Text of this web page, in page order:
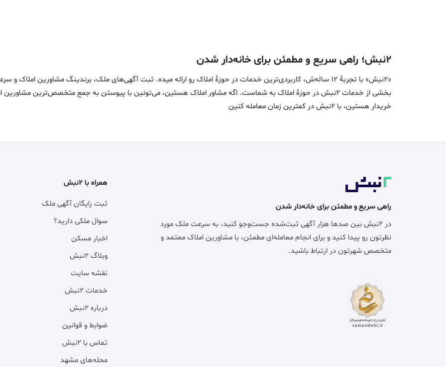
۲نبش؛ راهی سریع و مطمئن برای خانه‌دار شدن
«2نبش» با تجربۀ 12 ساله‌ش، کاربردی‌ترین خدمات در حوزۀ املاک رو ارائه میده. ثبت آگهی‌های ملک، برندینگ مشاورین
بخشی از خدمات 2نبش در حوزۀ املاک به شماست. اگه مشاور املاک هستین، می‌تونین با پیوستن به جمع متخصص‌ترین
خریدار هستین، با 2نبش در کمترین زمان معامله‌ کنین
راهی سریع و مطمئن برای خانه‌دار شدن
در ۲نبش بین صدها هزار آگهی ثبت‌شده جست‌وجو کنید، به سرعت ملک مورد
نظرتون رو پیدا کنید و برای انجام معامله‌ای مطمئن، با مشاورین املاک معتمد و
متخصص شهرتون در ارتباط باشید.
همراه با ۲نبش
ثبت رایگان آگهی ملک
سوال ملکی دارید؟
اخبار مسکن
وبلاگ ۲نبش
نقشه سایت
خدمات ۲نبش
درباره ۲نبش
ضوابط و قوانین
تماس با ۲نبش
محله‌های مشهد